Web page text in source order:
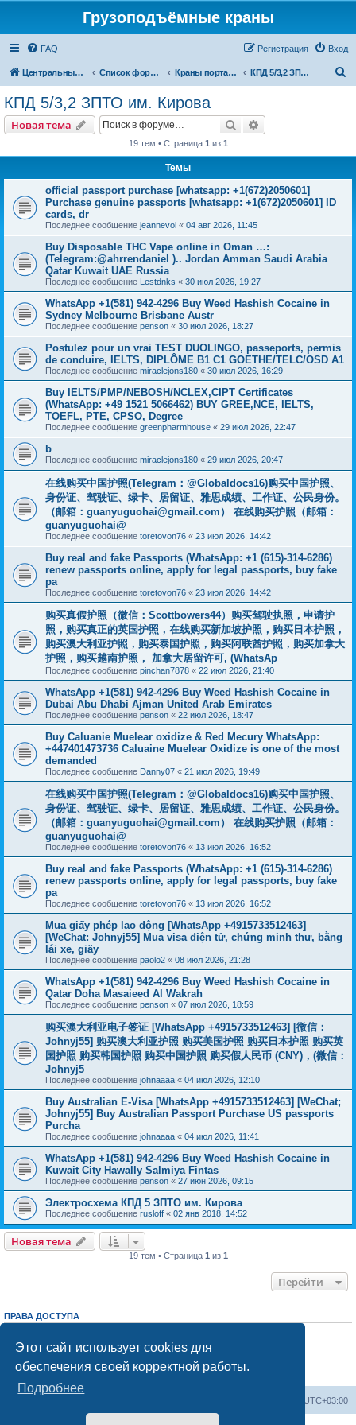
Этот сайт использует cookies для
обеспечения своей корректной работы.
Подробнее
Грузоподъёмные краны
FAQ Вход
Регистрация
Центральный сайт Список форумов Краны портальные КПД 5/3,2 ЗПТО им. Кирова
КПД 5/3,2 ЗПТО им. Кирова
Новая тема Поиск
19 тем • Страница 1 из 1
Темы
official passport purchase [whatsapp: +1(672)2050601]
Purchase genuine passports [whatsapp: +1(672)2050601] ID
cards, dr
Последнее сообщение jeannevol « 04 авг 2026, 11:45
Buy Disposable THC Vape online in Oman …:
(Telegram:@ahrrendaniel ).. Jordan Amman Saudi Arabia
Qatar Kuwait UAE Russia
Последнее сообщение Lestdnks « 30 июл 2026, 19:27
WhatsApp +1(581) 942-4296 Buy Weed Hashish Cocaine in
Sydney Melbourne Brisbane Austr
Последнее сообщение penson « 30 июл 2026, 18:27
Postulez pour un vrai TEST DUOLINGO, passeports, permis
de conduire, IELTS, DIPLÔME B1 C1 GOETHE/TELC/OSD A1
Последнее сообщение miraclejons180 « 30 июл 2026, 16:29
Buy IELTS/PMP/NEBOSH/NCLEX,CIPT Certificates
(WhatsApp: +49 1521 5066462) BUY GREE,NCE, IELTS,
TOEFL, PTE, CPSO, Degree
Последнее сообщение greenpharmhouse « 29 июл 2026, 22:47
b
Последнее сообщение miraclejons180 « 29 июл 2026, 20:47
在线购买中国护照(Telegram：@Globaldocs16)购买中国护照、
身份证、驾驶证、绿卡、居留证、雅思成绩、工作证、公民身份。
（邮箱： guanyuguohai@gmail.com ） 在线购买护照（邮箱：
guanyuguohai@
Последнее сообщение toretovon76 « 23 июл 2026, 14:42
Buy real and fake Passports (WhatsApp: +1 (615)-314-6286)
renew passports online, apply for legal passports, buy fake
pa
Последнее сообщение toretovon76 « 23 июл 2026, 14:42
购买真假护照（微信：Scottbowers44）购买驾驶执照，申请护
照，购买真正的英国护照，在线购买新加坡护照，购买日本护照，
购买澳大利亚护照，购买泰国护照，购买阿联酋护照，购买加拿大
护照，购买越南护照， 加拿大居留许可, (WhatsAp
Последнее сообщение pinchan7878 « 22 июл 2026, 21:40
WhatsApp +1(581) 942-4296 Buy Weed Hashish Cocaine in
Dubai Abu Dhabi Ajman United Arab Emirates
Последнее сообщение penson « 22 июл 2026, 18:47
Buy Caluanie Muelear oxidize & Red Mecury WhatsApp:
+447401473736 Caluaine Muelear Oxidize is one of the most
demanded
Последнее сообщение Danny07 « 21 июл 2026, 19:49
在线购买中国护照(Telegram：@Globaldocs16)购买中国护照、
身份证、驾驶证、绿卡、居留证、雅思成绩、工作证、公民身份。
（邮箱： guanyuguohai@gmail.com ） 在线购买护照（邮箱：
guanyuguohai@
Последнее сообщение toretovon76 « 13 июл 2026, 16:52
Buy real and fake Passports (WhatsApp: +1 (615)-314-6286)
renew passports online, apply for legal passports, buy fake
pa
Последнее сообщение toretovon76 « 13 июл 2026, 16:52
Mua giấy phép lao động [WhatsApp +4915733512463]
[WeChat: Johnyj55] Mua visa điện tử, chứng minh thư, bằng
lái xe, giấy
Последнее сообщение paolo2 « 08 июл 2026, 21:28
WhatsApp +1(581) 942-4296 Buy Weed Hashish Cocaine in
Qatar Doha Masaieed Al Wakrah
Последнее сообщение penson « 07 июл 2026, 18:59
购买澳大利亚电子签证 [WhatsApp +4915733512463] [微信：
Johnyj55] 购买澳大利亚护照 购买美国护照 购买日本护照 购买英
国护照 购买韩国护照 购买中国护照 购买假人民币 (CNY)，(微信：
Johnyj5
Последнее сообщение johnaaaa « 04 июл 2026, 12:10
Buy Australian E-Visa [WhatsApp +4915733512463] [WeChat;
Johnyj55] Buy Australian Passport Purchase US passports
Purcha
Последнее сообщение johnaaaa « 04 июл 2026, 11:41
WhatsApp +1(581) 942-4296 Buy Weed Hashish Cocaine in
Kuwait City Hawally Salmiya Fintas
Последнее сообщение penson « 27 июн 2026, 09:15
Электросхема КПД 5 ЗПТО им. Кирова
Последнее сообщение rusloff « 02 янв 2018, 14:52
Новая тема
19 тем • Страница 1 из 1
Перейти
ПРАВА ДОСТУПА
Выне можетеотвечать на сообщения
Выне можетередактировать свои сообщения
Выне можетеудалять свои сообщения
добавлять вложения
UTC+03:00